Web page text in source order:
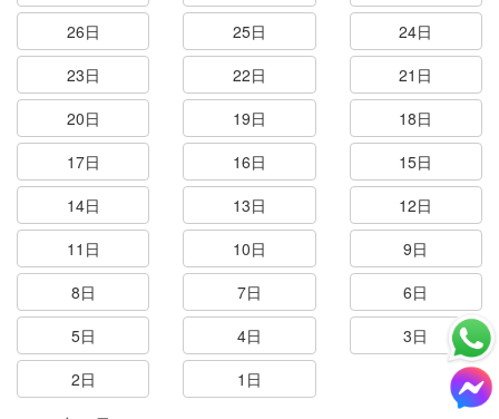
26日
25日
24日
23日
22日
21日
20日
19日
18日
17日
16日
15日
14日
13日
12日
11日
10日
9日
8日
7日
6日
5日
4日
3日
2日
1日